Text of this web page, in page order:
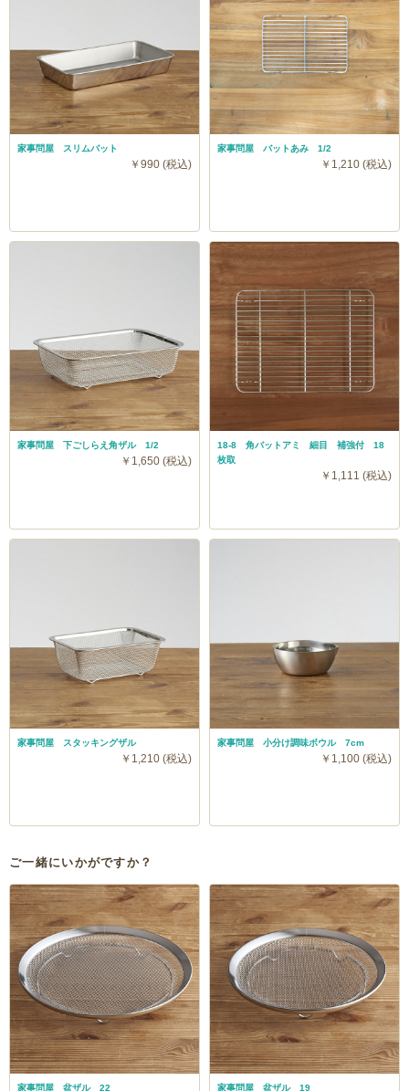
家事問屋 スリムバット
￥990 (税込)
家事問屋 バットあみ 1/2
￥1,210 (税込)
家事問屋 下ごしらえ角ザル 1/2
￥1,650 (税込)
18-8 角バットアミ 細目 補強付 18
枚取
￥1,111 (税込)
家事問屋 スタッキングザル
￥1,210 (税込)
家事問屋 小分け調味ボウル 7cm
￥1,100 (税込)
ご一緒にいかがですか？
家事問屋 盆ザル 22 家事問屋 盆ザル 19